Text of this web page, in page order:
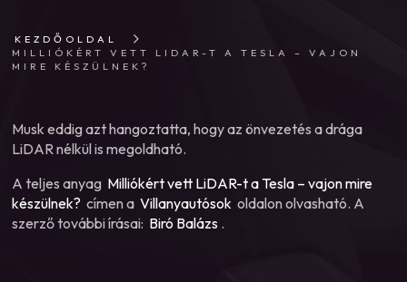
KEZDŐOLDAL
MILLIÓKÉRT VETT LIDAR-T A TESLA – VAJON
MIRE KÉSZÜLNEK?
Musk eddig azt hangoztatta, hogy az önvezetés a drága
LiDAR nélkül is megoldható.
A teljes anyag Milliókért vett LiDAR-t a Tesla – vajon mire
készülnek? címen a Villanyautósok oldalon olvasható. A
szerző további írásai: Biró Balázs .